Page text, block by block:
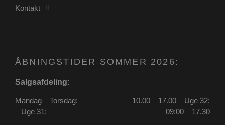
Kontakt
ÅBNINGSTIDER SOMMER 2026:
Salgsafdeling:
Mandag – Torsdag:
Uge 31:
10.00 – 17.00 – Uge 32:
09:00 – 17.30
VISITOR_PRIVACY_METADATA